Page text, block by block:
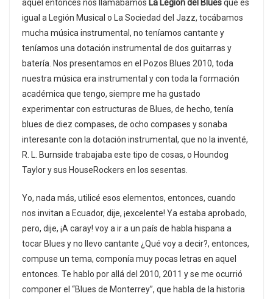
aquel entonces nos llamábamos La Legión del Bluesque es
igual a Legión Musical o La Sociedad del Jazz, tocábamos
mucha música instrumental, no teníamos cantante y
teníamos una dotación instrumental de dos guitarras y
batería. Nos presentamos en el Pozos Blues 2010, toda
nuestra música era instrumental y con toda la formación
académica que tengo, siempre me ha gustado
experimentar con estructuras de Blues, de hecho, tenía
blues de diez compases, de ocho compases y sonaba
interesante con la dotación instrumental, que no la inventé,
R. L. Burnside trabajaba este tipo de cosas, o Houndog
Taylor y sus HouseRockers en los sesentas.
Yo, nada más, utilicé esos elementos, entonces, cuando
nos invitan a Ecuador, dije, ¡excelente! Ya estaba aprobado,
pero, dije, ¡A caray! voy a ir a un país de habla hispana a
tocar Blues y no llevo cantante ¿Qué voy a decir?, entonces,
compuse un tema, componía muy pocas letras en aquel
entonces. Te hablo por allá del 2010, 2011 y se me ocurrió
componer el “Blues de Monterrey”, que habla de la historia